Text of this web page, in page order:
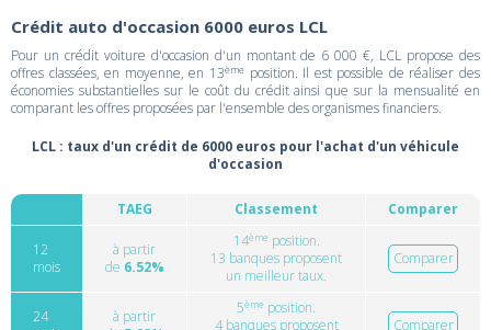
Crédit auto d'occasion 6000 euros LCL
Pour un crédit voiture d'occasion d'un montant de 6 000 €, LCL propose des
offres classées, en moyenne, en 13èmeposition. Il est possible de réaliser des
économies substantielles sur le coût du crédit ainsi que sur la mensualité en
comparant les offres proposées par l'ensemble des organismes financiers.
LCL : taux d'un crédit de 6000 euros pour l'achat d'un véhicule
d'occasion
TAEG Classement Comparer
12
mois
à partir
de 6.52%
14èmeposition.
13 banques proposent
un meilleur taux.
Comparer
24
à partir
5ème position.
4 banques proposent
Comparer